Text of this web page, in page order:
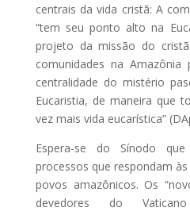
centrais da vida cristã: A
“tem seu ponto alto na
projeto da missão do
comunidades na
centralidade do mistério
Eucaristia, de maneira que
vez mais vida eucarística”
Espera-se do Sínodo
processos que respondam
povos amazônicos. Os
devedores do